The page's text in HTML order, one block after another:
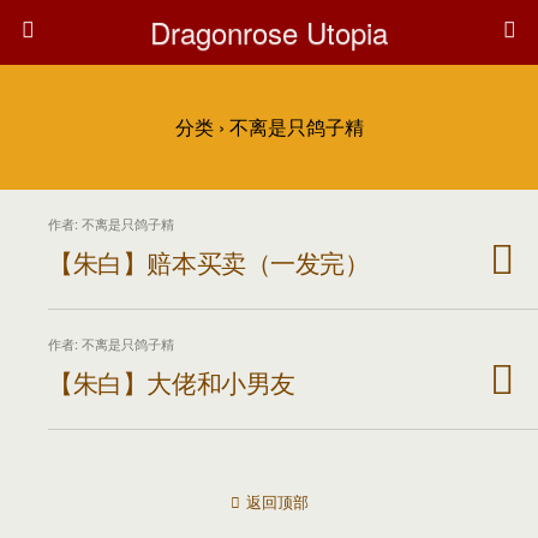
Dragonrose Utopia
分类 › 不离是只鸽子精
作者: 不离是只鸽子精
【朱白】赔本买卖（一发完）
作者: 不离是只鸽子精
【朱白】大佬和小男友
返回顶部